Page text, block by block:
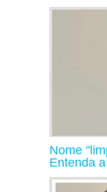
Nome
Entenda